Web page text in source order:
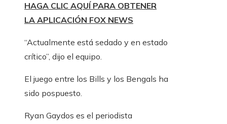
HAGA CLIC AQUÍ PARA OBTENER
LA APLICACIÓN FOX NEWS
“Actualmente está sedado y en estado
crítico”, dijo el equipo.
El juego entre los Bills y los Bengals ha
sido pospuesto.
Ryan Gaydos es el periodista